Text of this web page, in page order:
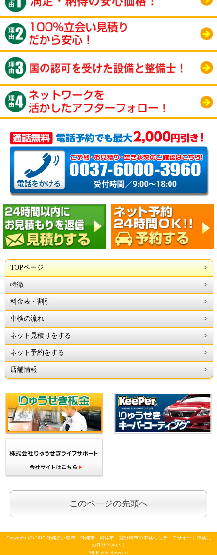
TOPページ
特徴
料金表・割引
車検の流れ
ネット見積りをする
ネット予約をする
店舗情報
このページの先頭へ
Copyright (C) 2015 沖縄県那覇市・沖縄市・浦添市・宜野湾市の車検ならライフサポート車検に
お任せ下さい！
All Rights Reserved.